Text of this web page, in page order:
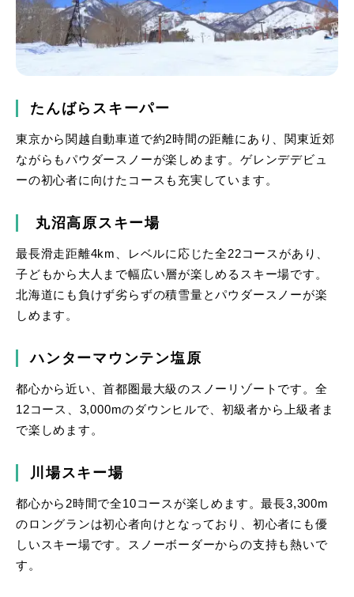
たんばらスキーパー
東京から関越自動車道で約2時間の距離にあり、関東近郊
ながらもパウダースノーが楽しめます。ゲレンデデビュ
ーの初心者に向けたコースも充実しています。
丸沼高原スキー場
最長滑走距離4km、レベルに応じた全22コースがあり、
子どもから大人まで幅広い層が楽しめるスキー場です。
北海道にも負けず劣らずの積雪量とパウダースノーが楽
しめます。
ハンターマウンテン塩原
都心から近い、首都圏最大級のスノーリゾートです。全
12コース、3,000mのダウンヒルで、初級者から上級者ま
で楽しめます。
川場スキー場
都心から2時間で全10コースが楽しめます。最長3,300m
のロングランは初心者向けとなっており、初心者にも優
しいスキー場です。スノーボーダーからの支持も熱いで
す。